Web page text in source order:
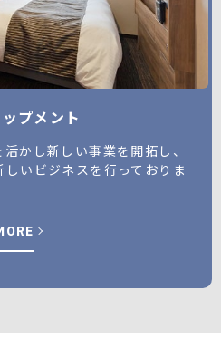
プメント
かし新しい事業を開拓し、
いビジネスを行っておりま